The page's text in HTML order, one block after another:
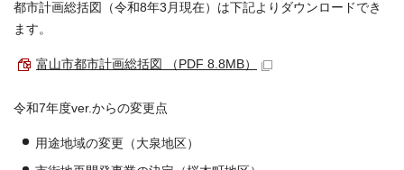
都市計画総括図（令和8年3月現在）は下記よりダウンロードでき
ます。
富山市都市計画総括図 （PDF 8.8MB）
令和7年度ver.からの変更点
用途地域の変更（大泉地区）